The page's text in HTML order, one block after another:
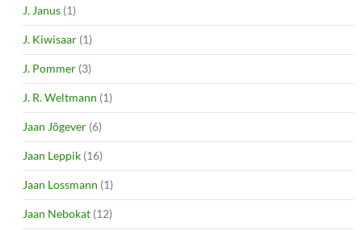
J. Janus (1)
J. Kiwisaar (1)
J. Pommer (3)
J. R. Weltmann (1)
Jaan Jõgever (6)
Jaan Leppik (16)
Jaan Lossmann (1)
Jaan Nebokat (12)